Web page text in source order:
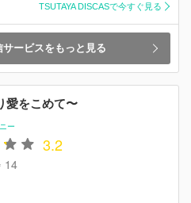
TSUTAYA DISCASで今すぐ見る
ービスをもっと見る
愛をこめて〜
ー
3.2
14